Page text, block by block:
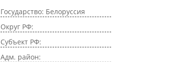
Государство: Белоруссия
Округ РФ:
Субъект РФ:
Адм. район: